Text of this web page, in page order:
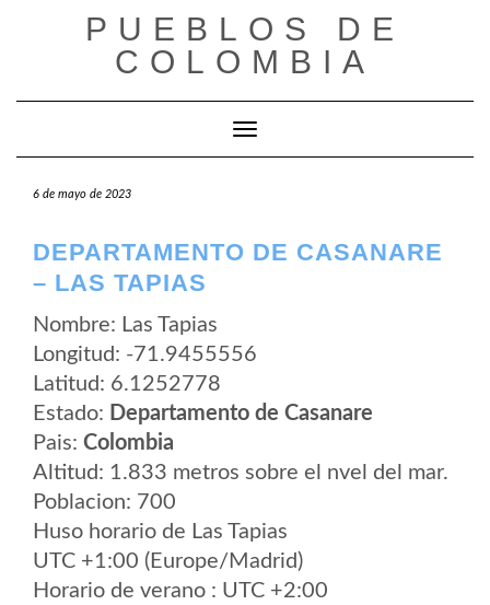
PUEBLOS DE
COLOMBIA
Cambiar modo de navegación
6 de mayo de 2023
DEPARTAMENTO DE CASANARE
– LAS TAPIAS
Nombre: Las Tapias
Longitud: -71.9455556
Latitud: 6.1252778
Estado: Departamento de Casanare
Pais: Colombia
Altitud: 1.833 metros sobre el nvel del mar.
Poblacion: 700
Huso horario de Las Tapias
UTC +1:00 (Europe/Madrid)
Horario de verano : UTC +2:00